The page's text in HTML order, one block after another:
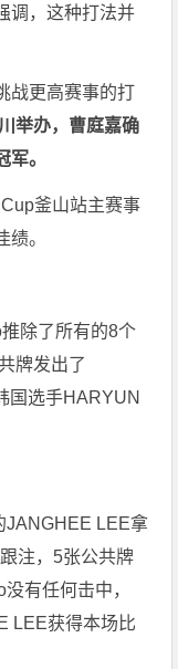
调，这种打法并
战更高赛事的打
举办，曹庭嘉确
。
釜山站主赛事
。
除了所有的8个
牌发出了
国选手HARYUN
JANGHEE LEE拿
注，5张公共牌
有任何击中，
LEE获得本场比